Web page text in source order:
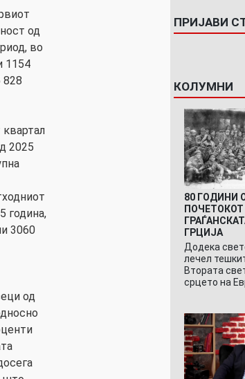
од
во
1154
828
2025
година,
3060
од
ПРИЈАВИ
КОЛУМНИ
80 ГОДИНИ
ПОЧЕТОКОТ
ГРЦИЈА
Додека
лечел
Втората
срцето на